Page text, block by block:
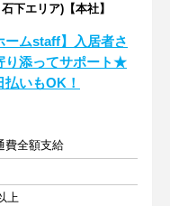
下エリア)【本社】
ームstaff】入居者さ
り添ってサポート★
いもOK！
費全額支給
上